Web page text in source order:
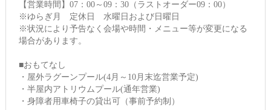
【営業時間】07：00～09：30（ラストオーダー09：00）
※ゆらぎ月 定休日 水曜日および日曜日
※状況により予告なく会場や時間・メニュー等が変更になる
場合があります。
■おもてなし
・屋外ラグーンプール(4月～10月末迄営業予定)
・半屋内アトリウムプール(通年営業)
・身障者用車椅子の貸出可（事前予約制）